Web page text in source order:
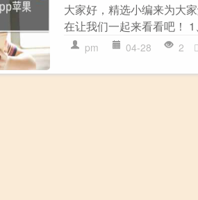
大家好，精选小编来为大
在让我们一起来看看吧！
pm 04-28 2